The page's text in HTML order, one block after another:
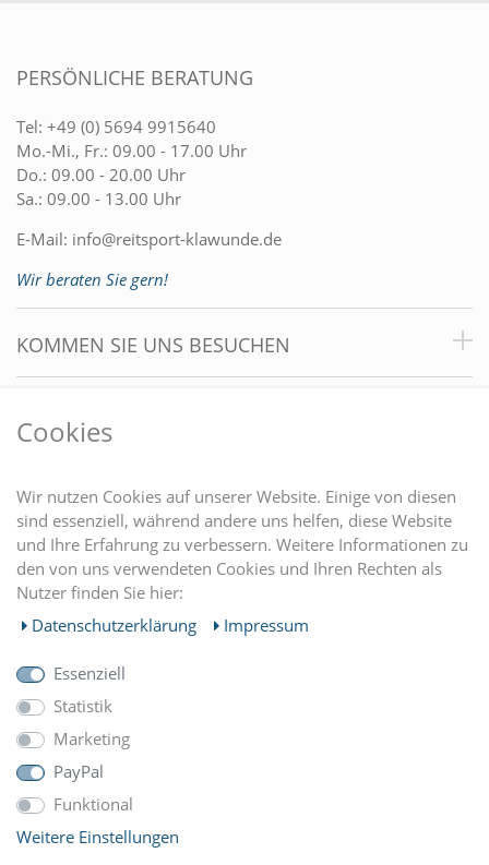
PERSÖNLICHE BERATUNG
Tel: +49 (0) 5694 9915640
Mo.-Mi., Fr.: 09.00 - 17.00 Uhr
Do.: 09.00 - 20.00 Uhr
Sa.: 09.00 - 13.00 Uhr
E-Mail: info@reitsport-klawunde.de
Wir beraten Sie gern!
KOMMEN SIE UNS BESUCHEN
EINKAUFEN
MEIN KONTO
UNTERNEHMEN
ZAHLUNGARTEN
Cookies
Wir nutzen Cookies auf unserer Website. Einige von diesen
sind essenziell, während andere uns helfen, diese Website
und Ihre Erfahrung zu verbessern. Weitere Informationen zu
den von uns verwendeten Cookies und Ihren Rechten als
Nutzer finden Sie hier:
Daten­schutz­erklärung
Impressum
Essenziell
Statistik
Marketing
PayPal
Funktional
Weitere Einstellungen